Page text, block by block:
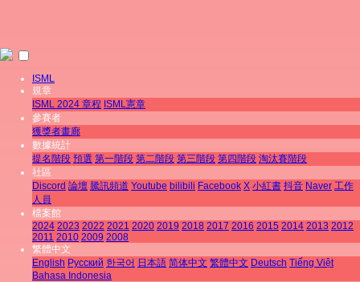
ISML
規章
ISML 2024 章程 ISML憲章
參賽者
獲獎者畫廊
數據統計
提名階段 預選 第一階段 第二階段 第三階段 第四階段 淘汰賽階段
社區
Discord 論壇 騰訊頻道 Youtube bilibili Facebook X 小紅書 抖音 Naver 工作
人員
檔案館
2024 2023 2022 2021 2020 2019 2018 2017 2016 2015 2014 2013 2012
2011 2010 2009 2008
繁體中文
English Pусский 한국어 日本語 简体中文 繁體中文 Deutsch Tiếng Việt
Bahasa Indonesia